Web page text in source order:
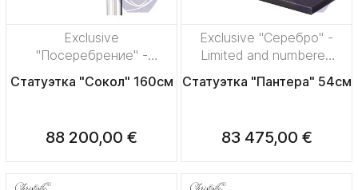
Exclusive
"Посеребрение" -
edition, 500 pieces
Статуэтка "Сокол" 160см
88 200,00 €
Exclusive "Серебро" -
Limited and numbered
Статуэтка "Пантера" 54см
83 475,00 €